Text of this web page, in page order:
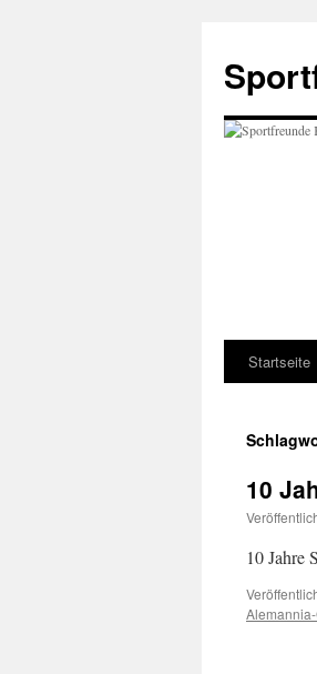
springen
Startseite
10
10 Jahre